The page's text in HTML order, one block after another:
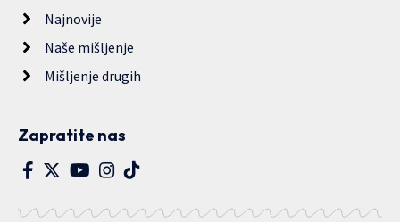
Najnovije
Naše mišljenje
Mišljenje drugih
Zapratite nas